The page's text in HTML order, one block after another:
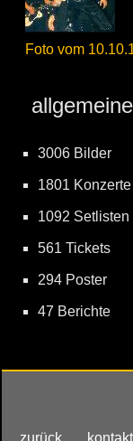
Foto vom
3006 Bilder
1801 Konzerte
1092 Setlisten
561 Tickets
294 Poster
47 Berichte
zurück kontakt